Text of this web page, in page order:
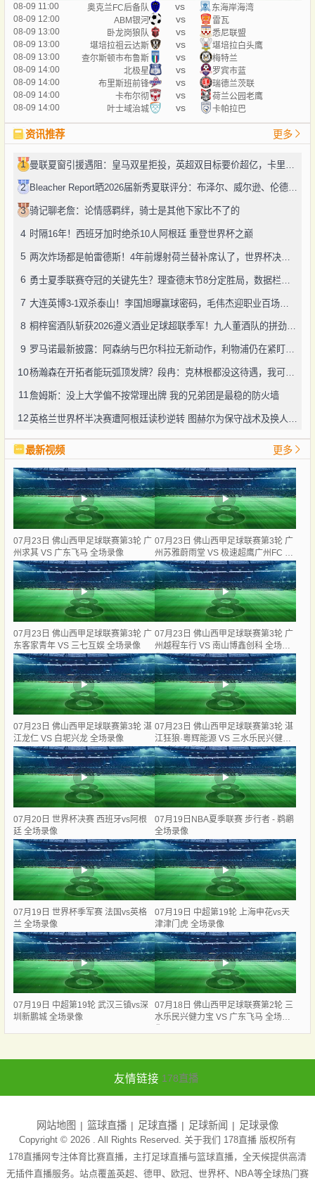
08-09 11:00 奥克兰FC后备队 vs
东海岸海湾
08-09 12:00
ABM银河 vs
雷瓦
08-09 13:00
卧龙岗狼队 vs
悉尼联盟
08-09 13:00
堪培拉祖云达斯 vs
堪培拉白头鹰
08-09 13:00
查尔斯顿市布鲁斯 vs
梅特兰
08-09 14:00
北极星 vs
罗宾市蓝
08-09 14:00
布里斯班前锋 vs
瑞德兰茨联
08-09 14:00
卡布尔彻 vs
荷兰公园老鹰
08-09 14:00
叶士域治城 vs 卡帕拉巴
资讯推荐 更多
1
2 Bleacher Report晒2026届新秀夏联评分：布泽尔、威尔逊、伦德博格摘A
3 骑记聊老詹：论情感羁绊，骑士是其他下家比不了的
4 时隔16年！西班牙加时绝杀10人阿根廷 重登世界杯之巅
5 两次炸场都是帕雷德斯！4年前爆射荷兰替补席认了，世界杯决赛再演冲突
6
7 大连英博3-1双杀泰山！李国旭曝赢球密码，毛伟杰迎职业百场里程碑
8 桐梓窖酒队斩获2026遵义酒业足球超联季军！九人董酒队的拼劲太戳人
9 罗马诺最新披露：阿森纳与巴尔科拉无新动作，利物浦仍在紧盯目标
10 杨瀚森在开拓者能玩弧顶发牌？段冉：克林根都没这待遇，我可不太看好
11詹姆斯：没上大学偏不按常理出牌 我的兄弟团是最稳的防火墙
12
最新视频 更多
07月23日 佛山西甲足球联赛第3轮 广
州求其 VS 广东飞马 全场录像
07月23日 佛山西甲足球联赛第3轮 广
州苏雅蔚雨堂 VS 极速超鹰广州FC 全
场录像
07月23日 佛山西甲足球联赛第3轮 广
东客家青年 VS 三七互娱 全场录像
07月23日 佛山西甲足球联赛第3轮 广
州越程车行 VS 南山博鑫创科 全场录
像
07月23日 佛山西甲足球联赛第3轮 湛
江龙仁 VS 白坭兴龙 全场录像
07月23日 佛山西甲足球联赛第3轮 湛
江狂狼·粵辉能源 VS 三水乐民兴健力
宝 全场录像
07月20日 世界杯决赛 西班牙vs阿根
廷 全场录像
07月19日NBA夏季联赛 步行者 - 鹈鹕
全场录像
07月19日 世界杯季军赛 法国vs英格
兰 全场录像
07月19日 中超第19轮 上海申花vs天
津津门虎 全场录像
07月19日 中超第19轮 武汉三镇vs深
圳新鹏城 全场录像
07月18日 佛山西甲足球联赛第2轮 三
水乐民兴健力宝 VS 广东飞马 全场录
友情链接 178直播
网站地图 篮球直播 足球直播 足球新闻 足球录像
Copyright © 2026 . All Rights Reserved. 关于我们 178直播 版权所有
178直播网专注体育比赛直播，主打足球直播与篮球直播，全天候提供高清
无插件直播服务。站点覆盖英超、德甲、欧冠、世界杯、NBA等全球热门赛